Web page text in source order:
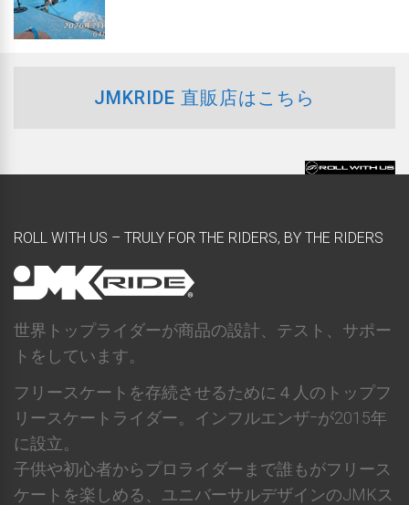
JMKRIDE 直販店はこちら
ROLL WITH US – TRULY FOR THE RIDERS, BY THE RIDERS
世界トップライダーが商品の設計、テスト、サポー
トをしています。
フリースケートを存続させるために４人のトップフ
リースケートライダー。インフルエンザｰが2015年
に設立。
子供や初心者からプロライダーまで誰もがフリース
ケートを楽しめる、ユニバーサルデザインのJMKス